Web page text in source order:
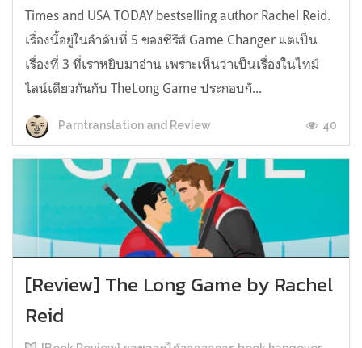
Times and USA TODAY bestselling author Rachel Reid.
เรื่องนี้อยู่ในลำดับที่ 5 ของซีรีส์ Game Changer แต่เป็น
เรื่องที่ 3 ที่เราหยิบมาอ่าน เพราะเห็นว่าเป็นเรื่องในไทม์
ไลน์เดียวกันกับ TheLong Game ประกอบกั...
Parntranslation and Review 40
[Review] The Long Game by Rachel
Reid